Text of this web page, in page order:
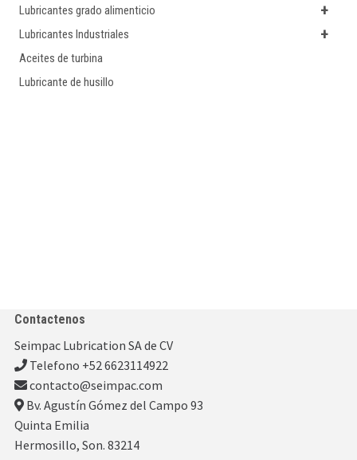
+
Lubricantes grado alimenticio
+
Lubricantes Industriales
Aceites de turbina
Lubricante de husillo
Contactenos
Seimpac Lubrication SA de CV
Telefono +52 6623114922
contacto@seimpac.com
Bv. Agustín Gómez del Campo 93
Quinta Emilia
Hermosillo, Son. 83214